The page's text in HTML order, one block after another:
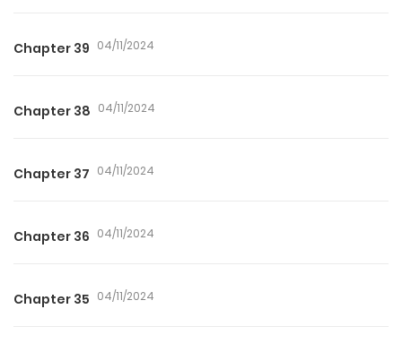
Chapter 39 04/11/2024
Chapter 38 04/11/2024
Chapter 37 04/11/2024
Chapter 36 04/11/2024
Chapter 35 04/11/2024